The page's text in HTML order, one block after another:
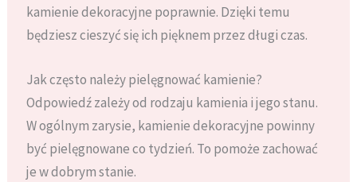
kamienie dekoracyjne poprawnie. Dzięki temu
będziesz cieszyć się ich pięknem przez długi czas.
Jak często należy pielęgnować kamienie?
Odpowiedź zależy od rodzaju kamienia i jego stanu.
W ogólnym zarysie, kamienie dekoracyjne powinny
być pielęgnowane co tydzień. To pomoże zachować
je w dobrym stanie.